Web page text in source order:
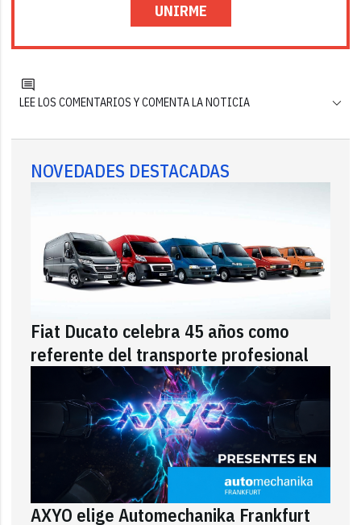
UNIRME
LEE LOS COMENTARIOS Y COMENTA LA NOTICIA
NOVEDADES DESTACADAS
Fiat Ducato celebra 45 años como
referente del transporte profesional
AXYO elige Automechanika Frankfurt